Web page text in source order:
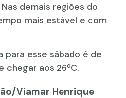
demais regiões do
mais estável e com
para esse sábado é de
chegar aos 26ºC.
Viamar Henrique